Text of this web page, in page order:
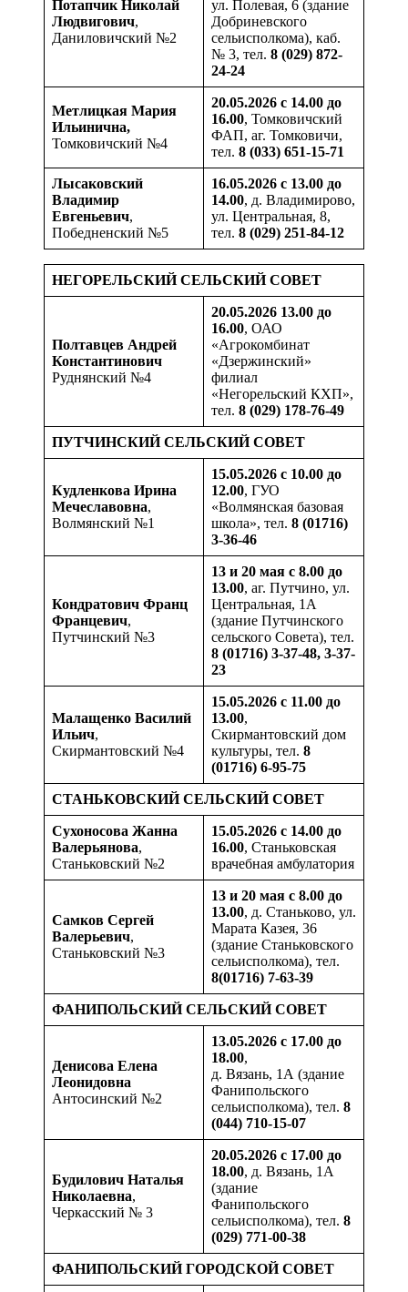
Потапчик Николай
Людвигович,
Даниловичский №2
ул. Полевая, 6 (здание
Добриневского
сельисполкома), каб.
№ 3, тел. 8 (029) 872-
24-24
Метлицкая Мария
Ильинична,
Томковичский №4
20.05.2026 с 14.00 до
16.00, Томковичский
ФАП, аг. Томковичи,
тел. 8 (033) 651-15-71
Лысаковский
Владимир
Евгеньевич,
Победненский №5
16.05.2026 с 13.00 до
14.00, д. Владимирово,
ул. Центральная, 8,
тел. 8 (029) 251-84-12
НЕГОРЕЛЬСКИЙ СЕЛЬСКИЙ СОВЕТ
Полтавцев Андрей
Константинович
Руднянский №4
20.05.2026 13.00 до
16.00, ОАО
«Агрокомбинат
«Дзержинский»
филиал
«Негорельский КХП»,
тел. 8 (029) 178-76-49
ПУТЧИНСКИЙ СЕЛЬСКИЙ СОВЕТ
Кудленкова Ирина
Мечеславовна,
Волмянский №1
15.05.2026 с 10.00 до
12.00, ГУО
«Волмянская базовая
школа», тел. 8 (01716)
3-36-46
Кондратович Франц
Францевич,
Путчинский №3
13 и 20 мая с 8.00 до
13.00, аг. Путчино, ул.
Центральная, 1А
(здание Путчинского
сельского Совета), тел.
8 (01716) 3-37-48, 3-37-
23
Малащенко Василий
Ильич,
Скирмантовский №4
15.05.2026 с 11.00 до
13.00,
Скирмантовский дом
культуры, тел. 8
(01716) 6-95-75
СТАНЬКОВСКИЙ СЕЛЬСКИЙ СОВЕТ
Сухоносова Жанна
Валерьянова,
Станьковский №2
15.05.2026 с 14.00 до
16.00, Станьковская
врачебная амбулатория
Самков Сергей
Валерьевич,
Станьковский №3
13 и 20 мая с 8.00 до
13.00, д. Станьково, ул.
Марата Казея, 36
(здание Станьковского
сельисполкома), тел.
8(01716) 7-63-39
ФАНИПОЛЬСКИЙ СЕЛЬСКИЙ СОВЕТ
Денисова Елена
Леонидовна
Антосинский №2
13.05.2026 с 17.00 до
18.00,
д. Вязань, 1А (здание
Фанипольского
сельисполкома), тел. 8
(044) 710-15-07
Будилович Наталья
Николаевна,
Черкасский № 3
20.05.2026 с 17.00 до
18.00, д. Вязань, 1А
(здание
Фанипольского
сельисполкома), тел. 8
(029) 771-00-38
ФАНИПОЛЬСКИЙ ГОРОДСКОЙ СОВЕТ